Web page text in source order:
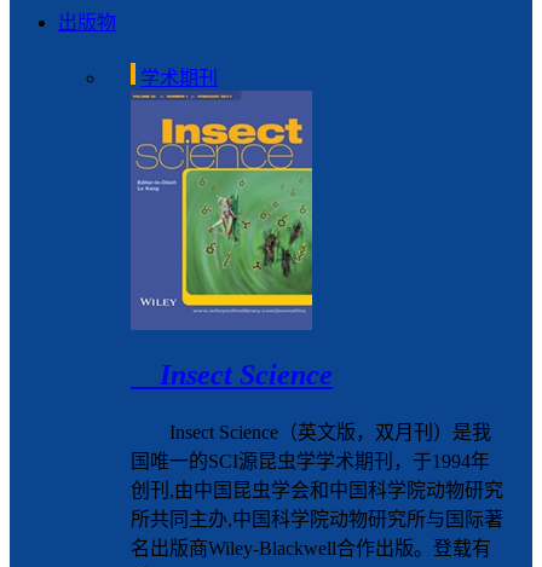
出版物
学术期刊
Insect Science
Insect Science（英文版，双月刊）是我
国唯一的SCI源昆虫学学术期刊，于1994年
创刊,由中国昆虫学会和中国科学院动物研究
所共同主办,中国科学院动物研究所与国际著
名出版商Wiley-Blackwell合作出版。登载有